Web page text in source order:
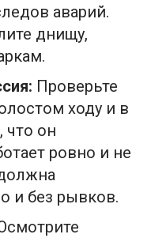
аварий.
днищу,
Проверьте
ходу и в
что он
ровно и не
и без рывков.